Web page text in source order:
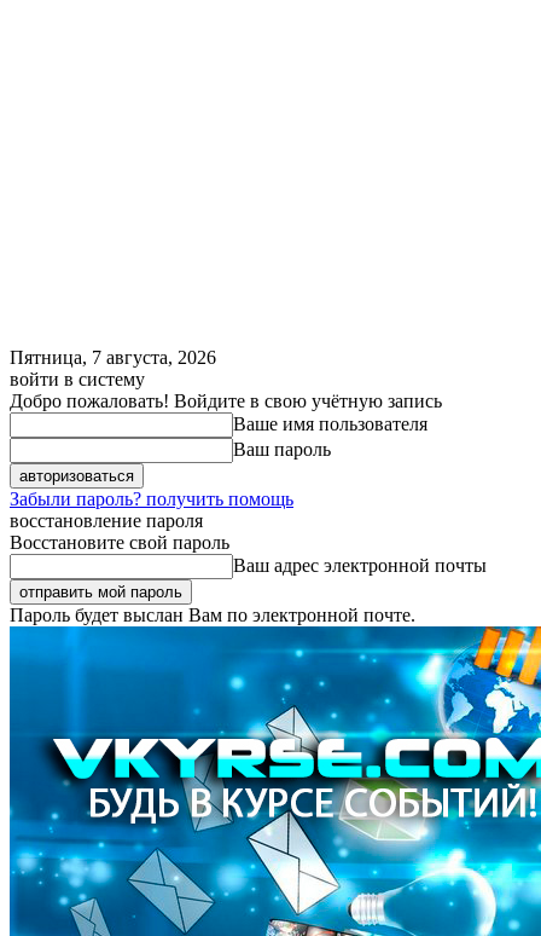
Пятница, 7 августа, 2026
войти в систему
Добро пожаловать! Войдите в свою учётную запись
Ваше имя пользователя
Ваш пароль
Забыли пароль? получить помощь
восстановление пароля
Восстановите свой пароль
Ваш адрес электронной почты
Пароль будет выслан Вам по электронной почте.